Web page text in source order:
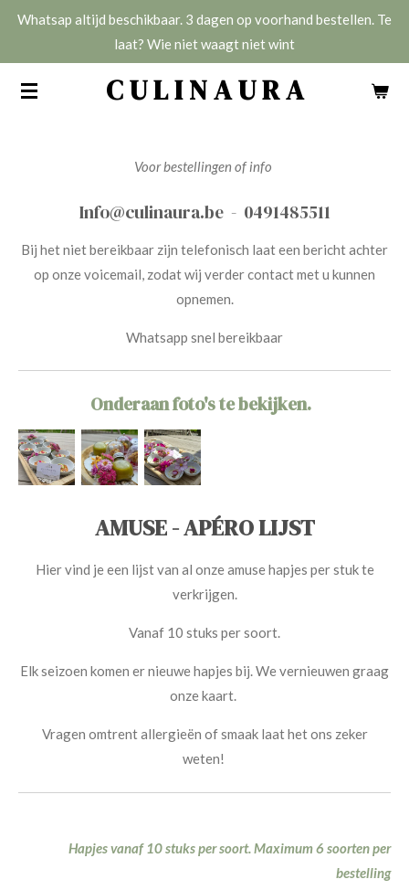
Ga
de
C U L I N A U R A
Whatsap altijd beschikbaar. 3 dagen op voorhand bestellen. Te
laat? Wie niet waagt niet wint
Voor bestellingen of info
Info@culinaura.be - 0491485511
Bij het niet bereikbaar zijn telefonisch laat een bericht achter
op onze voicemail, zodat wij verder contact met u kunnen
opnemen.
Whatsapp snel bereikbaar
Onderaan foto's te bekijken.
AMUSE - APÉRO LIJST
Hier vind je een lijst van al onze amuse hapjes per stuk te
verkrijgen.
Vanaf 10 stuks per soort.
Elk seizoen komen er nieuwe hapjes bij. We vernieuwen graag
onze kaart.
Vragen omtrent allergieën of smaak laat het ons zeker
weten!
Hapjes vanaf 10 stuks per soort. Maximum 6 soorten per
bestelling